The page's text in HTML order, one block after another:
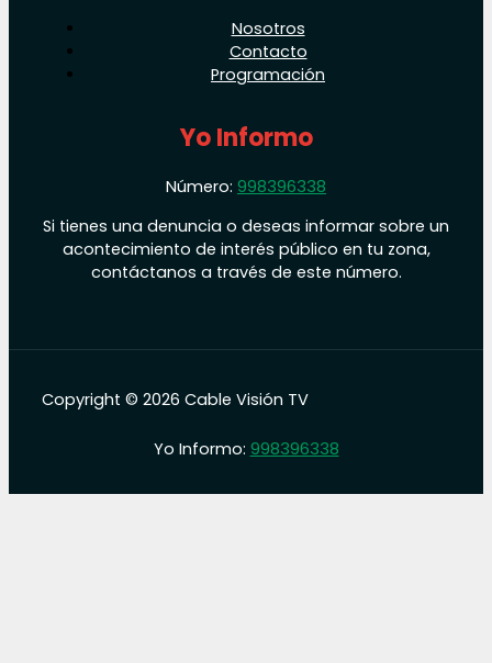
Nosotros
Contacto
Programación
Yo Informo
Número: 998396338
Si tienes una denuncia o deseas informar sobre un
acontecimiento de interés público en tu zona,
contáctanos a través de este número.
Copyright © 2026 Cable Visión TV
Yo Informo: 998396338